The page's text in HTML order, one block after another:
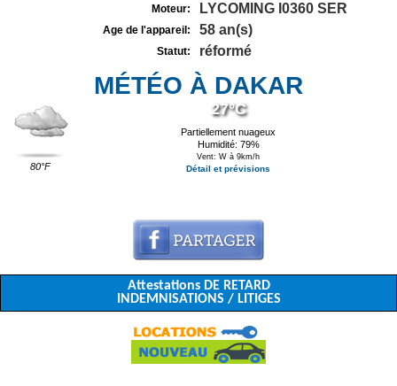
Moteur: LYCOMING I0360 SER
Age de l'appareil: 58 an(s)
Statut: réformé
MÉTÉO À DAKAR
80°F
27°C
Partiellement nuageux
Humidité: 79%
Vent: W à 9km/h
Détail et prévisions
Attestations DE RETARD
INDEMNISATIONS / LITIGES